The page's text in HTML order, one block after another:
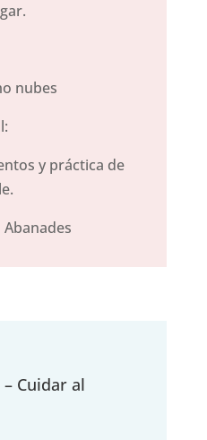
nubes
y práctica de
Abanades
Cuidar al